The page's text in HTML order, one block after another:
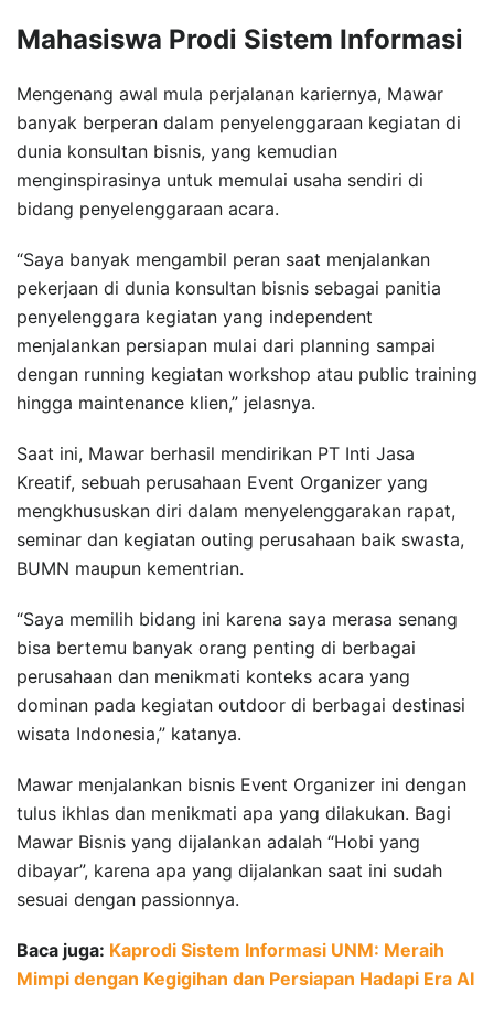
Mahasiswa Prodi Sistem Informasi
Mengenang awal mula perjalanan kariernya, Mawar
banyak berperan dalam penyelenggaraan kegiatan di
dunia konsultan bisnis, yang kemudian
menginspirasinya untuk memulai usaha sendiri di
bidang penyelenggaraan acara.
“Saya banyak mengambil peran saat menjalankan
pekerjaan di dunia konsultan bisnis sebagai panitia
penyelenggara kegiatan yang independent
menjalankan persiapan mulai dari planning sampai
dengan running kegiatan workshop atau public training
hingga maintenance klien,” jelasnya.
Saat ini, Mawar berhasil mendirikan PT Inti Jasa
Kreatif, sebuah perusahaan Event Organizer yang
mengkhususkan diri dalam menyelenggarakan rapat,
seminar dan kegiatan outing perusahaan baik swasta,
BUMN maupun kementrian.
“Saya memilih bidang ini karena saya merasa senang
bisa bertemu banyak orang penting di berbagai
perusahaan dan menikmati konteks acara yang
dominan pada kegiatan outdoor di berbagai destinasi
wisata Indonesia,” katanya.
Mawar menjalankan bisnis Event Organizer ini dengan
tulus ikhlas dan menikmati apa yang dilakukan. Bagi
Mawar Bisnis yang dijalankan adalah “Hobi yang
dibayar”, karena apa yang dijalankan saat ini sudah
sesuai dengan passionnya.
Baca juga: Kaprodi Sistem Informasi UNM: Meraih
Mimpi dengan Kegigihan dan Persiapan Hadapi Era AI